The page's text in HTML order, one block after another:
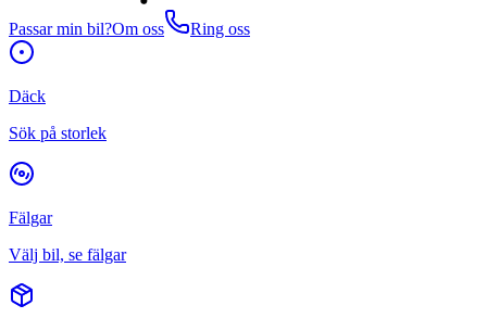
Passar min bil?Om oss Ring oss
Däck
Sök på storlek
Fälgar
Välj bil, se fälgar